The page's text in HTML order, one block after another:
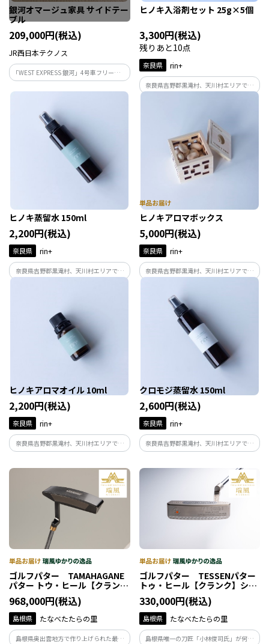
銀河オマージュ家具 サイドテー
ブル
209,000円(税込)
JR西日本テクノス
「WEST EXPRESS 銀河」4号車フリースペ
ースの通路に設けられている木製丸形テ
ーブルの天板を使用したサイドテーブル
するだけで自宅に居ながら旅に出たよう
な気分に。
ヒノキ入浴剤セット 25g×5個
3,300円(税込)
残りあと10点
奈良県 rin+
奈良県吉野郡黒滝村、天川村エリアで、
ヒノキ以外のものは一切含まれておりま
せん。
ヒノキ蒸留水 150ml
2,200円(税込)
奈良県 rin+
奈良県吉野郡黒滝村、天川村エリアで、
キ以外のものは一切含まれておりませ
ん。
ヒノキアロマボックス
5,000円(税込)
奈良県 rin+
奈良県吉野郡黒滝村、天川村エリアで、
ボックス、ヒノキ玉を作っています。
ヒノキアロマオイル 10ml
2,200円(税込)
奈良県 rin+
奈良県吉野郡黒滝村、天川村エリアで、
林業を営む豊永林業株式会社が自社山林
蒸留法にてオイルを抽出しています。ヒノ
キ以外のものは一切含まれておりませ
ん。
クロモジ蒸留水 150ml
2,600円(税込)
奈良県 rin+
奈良県吉野郡黒滝村、天川村エリアで、
林業を営む豊永林業株式会社が自社山林
蒸留法にて生成された蒸留水です。
ゴルフパター TAMAHAGANE
パター トウ・ヒール【クラン
ク】
968,000円(税込)
島根県 たなべたたらの里
島根県奥出雲地方で作り上げられた最高
ゴルフパター TESSENパター
トゥ・ヒール【クランク】シル
バー
330,000円(税込)
島根県 たなべたたらの里
島根県唯一の刀匠「小林俊司氏」が何度